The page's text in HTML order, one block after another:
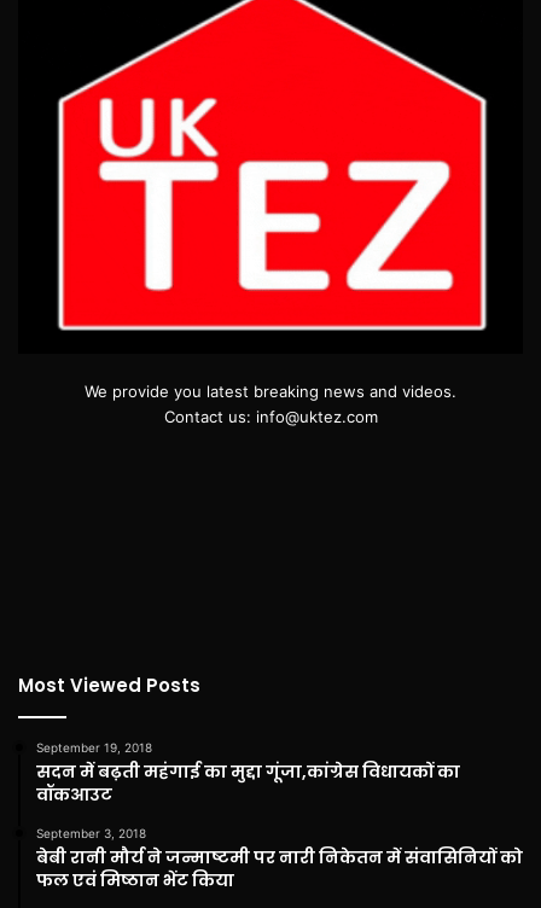
We provide you latest breaking news and videos.
Contact us: info@uktez.com
Most Viewed Posts
September 19, 2018
सदन में बढ़ती महंगाई का मुद्दा गूंजा,कांग्रेस विधायकों का
वॉकआउट
September 3, 2018
बेबी रानी मौर्य ने जन्माष्टमी पर नारी निकेतन में संवासिनियों को
फल एवं मिष्ठान भेंट किया